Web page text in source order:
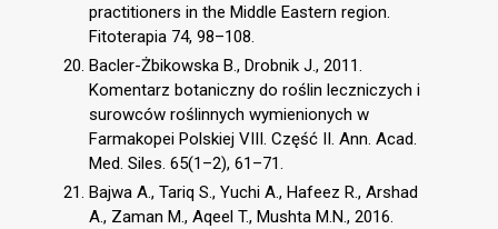
practitioners in the Middle Eastern region.
Fitoterapia 74, 98–108.
Bacler-Żbikowska B., Drobnik J., 2011.
Komentarz botaniczny do roślin leczniczych i
surowców roślinnych wymienionych w
Farmakopei Polskiej VIII. Część II. Ann. Acad.
Med. Siles. 65(1–2), 61–71.
Bajwa A., Tariq S., Yuchi A., Hafeez R., Arshad
A., Zaman M., Aqeel T., Mushta M.N., 2016.